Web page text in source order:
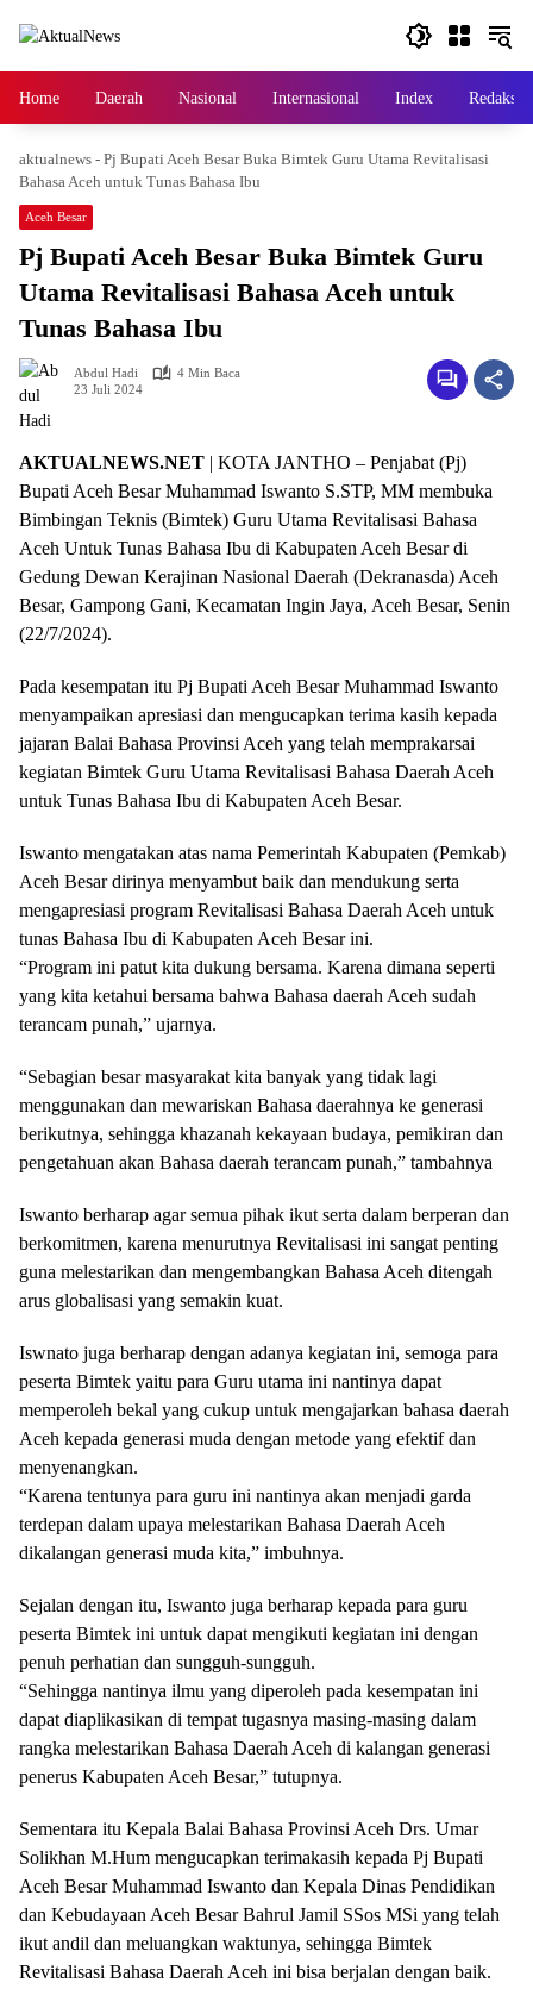
Home Daerah Nasional Internasional Index Redaksi
aktualnews - Pj Bupati Aceh Besar Buka Bimtek Guru Utama Revitalisasi
Bahasa Aceh untuk Tunas Bahasa Ibu
Aceh Besar
Pj Bupati Aceh Besar Buka Bimtek Guru
Utama Revitalisasi Bahasa Aceh untuk
Tunas Bahasa Ibu
Abdul Hadi
4 Min Baca
23 Juli 2024
AKTUALNEWS.NET | KOTA JANTHO – Penjabat (Pj)
Bupati Aceh Besar Muhammad Iswanto S.STP, MM membuka
Bimbingan Teknis (Bimtek) Guru Utama Revitalisasi Bahasa
Aceh Untuk Tunas Bahasa Ibu di Kabupaten Aceh Besar di
Gedung Dewan Kerajinan Nasional Daerah (Dekranasda) Aceh
Besar, Gampong Gani, Kecamatan Ingin Jaya, Aceh Besar, Senin
(22/7/2024).
Pada kesempatan itu Pj Bupati Aceh Besar Muhammad Iswanto
menyampaikan apresiasi dan mengucapkan terima kasih kepada
jajaran Balai Bahasa Provinsi Aceh yang telah memprakarsai
kegiatan Bimtek Guru Utama Revitalisasi Bahasa Daerah Aceh
untuk Tunas Bahasa Ibu di Kabupaten Aceh Besar.
Iswanto mengatakan atas nama Pemerintah Kabupaten (Pemkab)
Aceh Besar dirinya menyambut baik dan mendukung serta
mengapresiasi program Revitalisasi Bahasa Daerah Aceh untuk
tunas Bahasa Ibu di Kabupaten Aceh Besar ini.
“Program ini patut kita dukung bersama. Karena dimana seperti
yang kita ketahui bersama bahwa Bahasa daerah Aceh sudah
terancam punah,” ujarnya.
“Sebagian besar masyarakat kita banyak yang tidak lagi
menggunakan dan mewariskan Bahasa daerahnya ke generasi
berikutnya, sehingga khazanah kekayaan budaya, pemikiran dan
pengetahuan akan Bahasa daerah terancam punah,” tambahnya
Iswanto berharap agar semua pihak ikut serta dalam berperan dan
berkomitmen, karena menurutnya Revitalisasi ini sangat penting
guna melestarikan dan mengembangkan Bahasa Aceh ditengah
arus globalisasi yang semakin kuat.
Iswnato juga berharap dengan adanya kegiatan ini, semoga para
peserta Bimtek yaitu para Guru utama ini nantinya dapat
memperoleh bekal yang cukup untuk mengajarkan bahasa daerah
Aceh kepada generasi muda dengan metode yang efektif dan
menyenangkan.
“Karena tentunya para guru ini nantinya akan menjadi garda
terdepan dalam upaya melestarikan Bahasa Daerah Aceh
dikalangan generasi muda kita,” imbuhnya.
Sejalan dengan itu, Iswanto juga berharap kepada para guru
peserta Bimtek ini untuk dapat mengikuti kegiatan ini dengan
penuh perhatian dan sungguh-sungguh.
“Sehingga nantinya ilmu yang diperoleh pada kesempatan ini
dapat diaplikasikan di tempat tugasnya masing-masing dalam
rangka melestarikan Bahasa Daerah Aceh di kalangan generasi
penerus Kabupaten Aceh Besar,” tutupnya.
Sementara itu Kepala Balai Bahasa Provinsi Aceh Drs. Umar
Solikhan M.Hum mengucapkan terimakasih kepada Pj Bupati
Aceh Besar Muhammad Iswanto dan Kepala Dinas Pendidikan
dan Kebudayaan Aceh Besar Bahrul Jamil SSos MSi yang telah
ikut andil dan meluangkan waktunya, sehingga Bimtek
Revitalisasi Bahasa Daerah Aceh ini bisa berjalan dengan baik.